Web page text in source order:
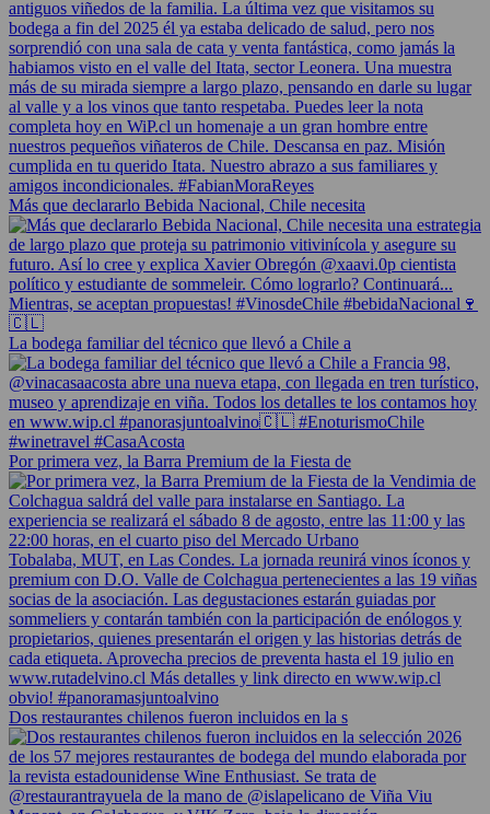
Más que declararlo Bebida Nacional, Chile necesita
La bodega familiar del técnico que llevó a Chile a
Por primera vez, la Barra Premium de la Fiesta de
Dos restaurantes chilenos fueron incluidos en la s